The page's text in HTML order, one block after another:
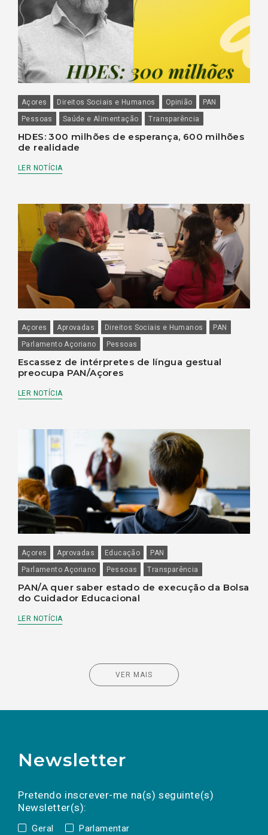
Açores Direitos Sociais e Humanos Opinião
PAN
Pessoas
Saúde e Alimentação Transparência
HDES: 300 milhões de esperança, 600 milhões
de realidade
LER NOTÍCIA
Açores Aprovadas Direitos Sociais e Humanos
PAN
Parlamento Açoriano
Pessoas
Escassez de intérpretes de língua gestual
preocupa PAN/Açores
LER NOTÍCIA
Açores Aprovadas Educação
PAN
Parlamento Açoriano
Pessoas Transparência
PAN/A quer saber estado de execução da Bolsa
do Cuidador Educacional
LER NOTÍCIA
VER MAIS
Newsletter
Pretendo inscrever-me na(s) seguinte(s)
Newsletter(s):
Geral Parlamentar
a(s) newsletter(s).
mail